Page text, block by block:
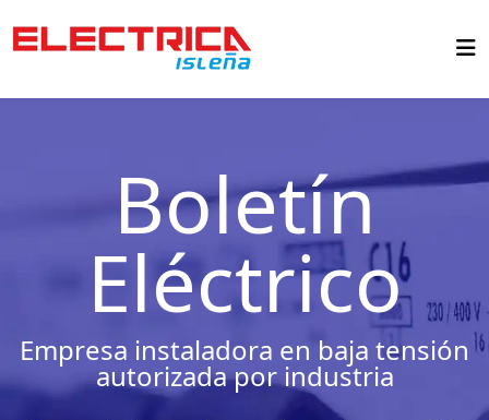
Boletín
Eléctrico
Empresa instaladora en baja tensión
autorizada por industria